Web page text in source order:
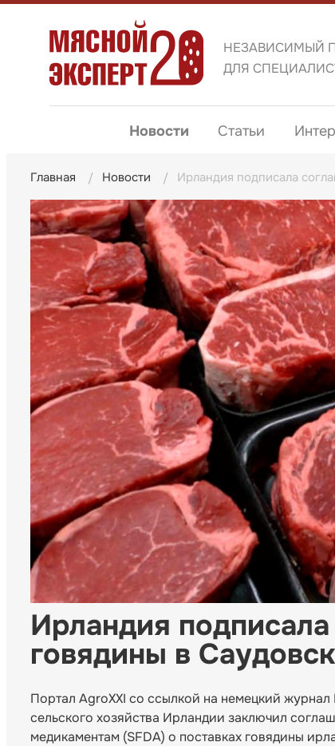
НЕЗАВИСИМЫЙ
ДЛЯ
Новости Статьи
Главная Новости Ирландия подписала
Ирландия
говядины в
Портал AgroXXI со ссылкой на немецкий
сельского хозяйства Ирландии заключил
медикаментам (SFDA) о поставках говядины